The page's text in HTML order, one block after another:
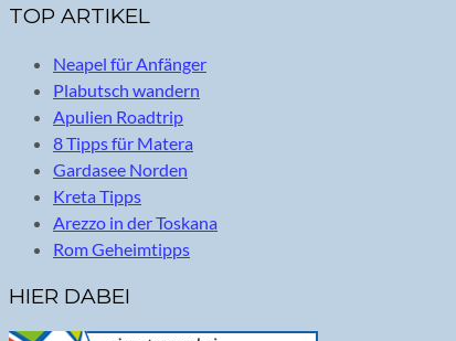
TOP ARTIKEL
Neapel für Anfänger
Plabutsch wandern
Apulien Roadtrip
8 Tipps für Matera
Gardasee Norden
Kreta Tipps
Arezzo in der Toskana
Rom Geheimtipps
HIER DABEI